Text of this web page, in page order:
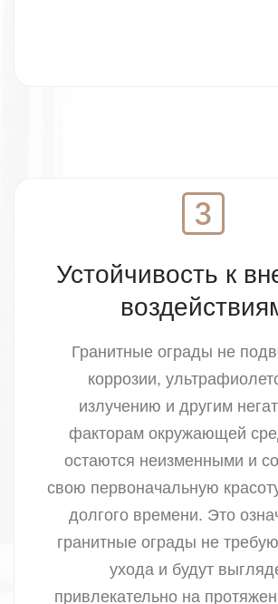
Устойчивость к
Гранитные ограды не
коррозии,
излучению и другим
факторам окружающей
остаются неизменными и
свою первоначальную
долгого времени. Это
гранитные ограды не
ухода и будут
привлекательно на